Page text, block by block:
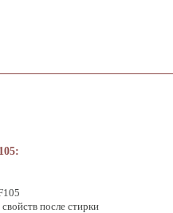
после стирки